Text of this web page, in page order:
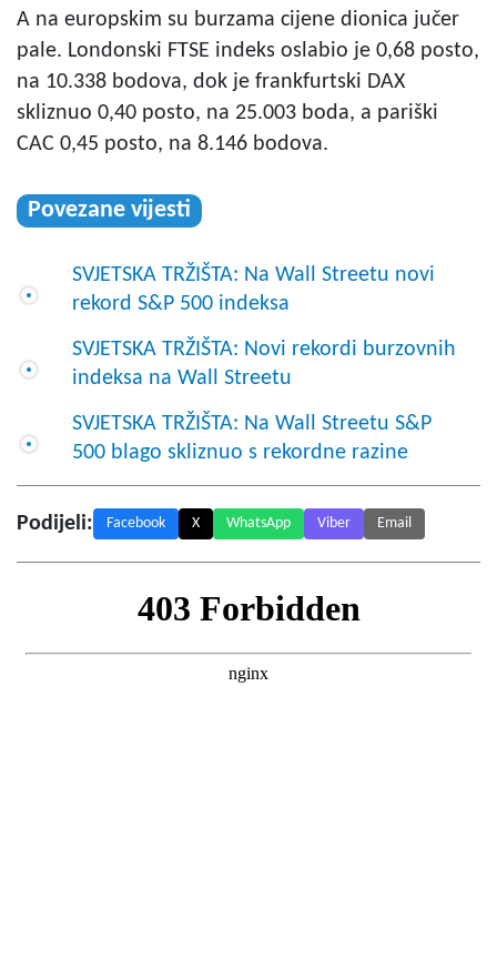
A na europskim su burzama cijene dionica jučer
pale. Londonski FTSE indeks oslabio je 0,68 posto,
na 10.338 bodova, dok je frankfurtski DAX
skliznuo 0,40 posto, na 25.003 boda, a pariški
CAC 0,45 posto, na 8.146 bodova.
Povezane vijesti
SVJETSKA TRŽIŠTA: Na Wall Streetu novi
rekord S&P 500 indeksa
SVJETSKA TRŽIŠTA: Novi rekordi burzovnih
indeksa na Wall Streetu
SVJETSKA TRŽIŠTA: Na Wall Streetu S&P
500 blago skliznuo s rekordne razine
Podijeli: Facebook X WhatsApp Viber Email